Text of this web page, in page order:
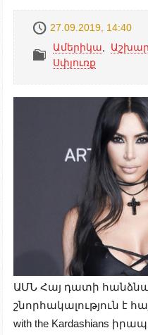
27.09.2019, 14:40
Ամերիկա
Սփյուռք
ԱՄՆ Հայ դատի
շնորհակալություն է
with the Kardashians